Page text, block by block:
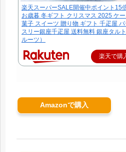
楽天スーパーSALE開催中ポイント15
お歳暮 冬ギフト クリスマス 2025 ケ
菓子 スイーツ 贈り物 ギフト 千疋屋 パ
スリー銀座千疋屋 送料無料 銀座タル
ルーツ）
楽天で購
Amazonで購入